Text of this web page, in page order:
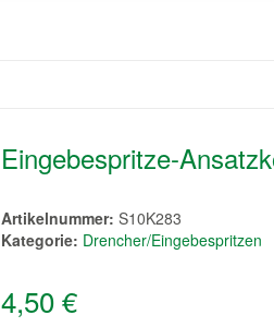
Eingebespritze-
Artikelnummer: S10K283
Kategorie: Drencher/Eingebespritzen
4,50 €